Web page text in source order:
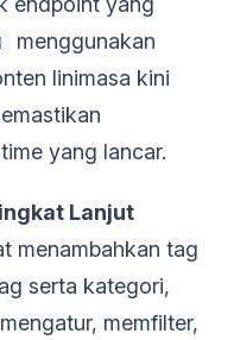
menggunakan
linimasa kini
yang lancar.
Lanjut
menambahkan tag
serta kategori,
memfilter,